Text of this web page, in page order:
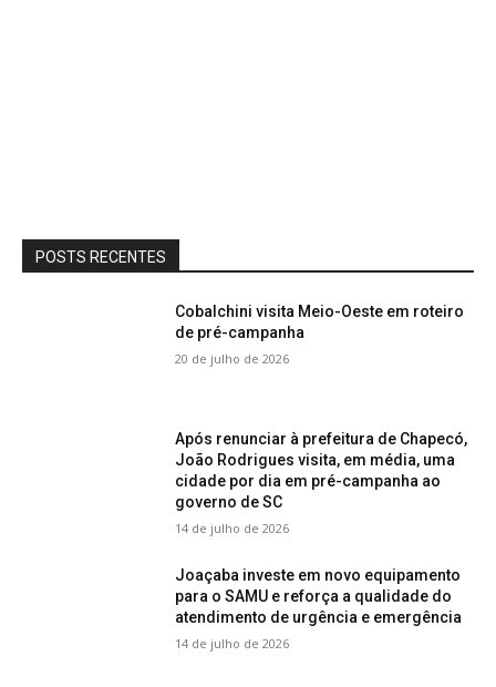
POSTS RECENTES
Cobalchini visita Meio-Oeste em roteiro
de pré-campanha
20 de julho de 2026
Após renunciar à prefeitura de Chapecó,
João Rodrigues visita, em média, uma
cidade por dia em pré-campanha ao
governo de SC
14 de julho de 2026
Joaçaba investe em novo equipamento
para o SAMU e reforça a qualidade do
atendimento de urgência e emergência
14 de julho de 2026